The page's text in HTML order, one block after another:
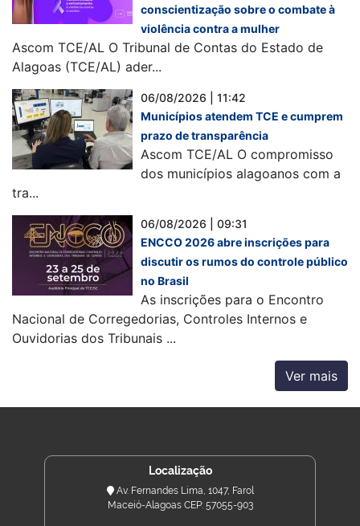
conscientização sobre o combate à
violência contra a mulher
Ascom TCE/AL O Tribunal de Contas do Estado de
Alagoas (TCE/AL) ader...
06/08/2026 | 11:42
Municípios atendem TCE e cumprem
prazo de transparência
Ascom TCE/AL O compromisso
dos municípios alagoanos com a
tra...
06/08/2026 | 09:31
ENCCO 2026 abre inscrições para
discutir os rumos do controle público
no Brasil
As inscrições para o Encontro
Nacional de Corregedorias, Controles Internos e
Ouvidorias dos Tribunais ...
Ver mais
Localização
Av. Fernandes Lima, 1047, Farol
Maceió-Alagoas CEP: 57055-903